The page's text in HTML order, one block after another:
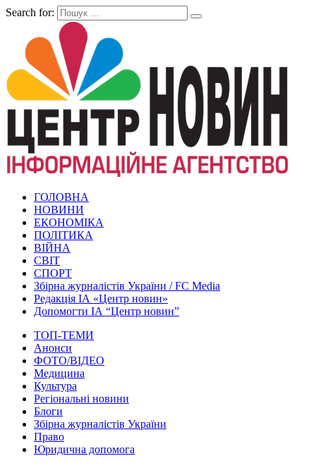
Search for:
ГОЛОВНА
НОВИНИ
ЕКОНОМІКА
ПОЛІТИКА
ВІЙНА
СВІТ
СПОРТ
Збірна журналістів України / FC Media
Редакція ІА «Центр новин»
Допомогти ІА “Центр новин”
ТОП-ТЕМИ
Анонси
ФОТО/ВІДЕО
Медицина
Культура
Регіональні новини
Блоги
Збірна журналістів України
Право
Юридична допомога